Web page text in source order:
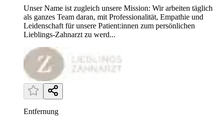
Unser Name ist zugleich unsere Mission: Wir arbeiten täglich
als ganzes Team daran, mit Professionalität, Empathie und
Leidenschaft für unsere Patient:innen zum persönlichen
Lieblings-Zahnarzt zu werd...
Entfernung